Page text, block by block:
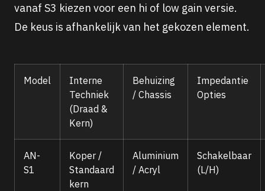
vanaf S3 kiezen voor een hi of low gain versie.
De keus is afhankelijk van het gekozen element.
Model
Interne
Techniek
(Draad &
Kern)
Behuizing
/ Chassis
Impedantie
Opties
AN-
S1
Koper /
Standaard
kern
Aluminium
/ Acryl
Schakelbaar
(L/H)